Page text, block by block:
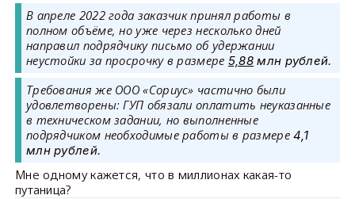
В апреле 2022 года заказчик принял работы в
полном объёме, но уже через несколько дней
направил подрядчику письмо об удержании
неустойки за просрочку в размере 5,88 млн рублей.
Требования же ООО «Сориус» частично были
удовлетворены: ГУП обязали оплатить неуказанные
в техническом задании, но выполненные
подрядчиком необходимые работы в размере4,1
млн рублей.
Мне одному кажется, что в миллионах какая-то
путаница?